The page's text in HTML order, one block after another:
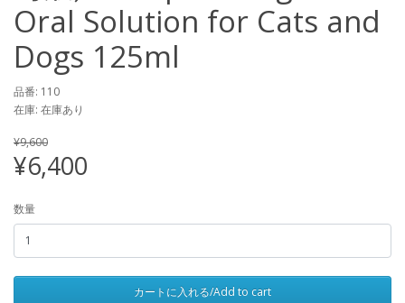
Oral Solution for Cats and
Dogs 125ml
品番: 110
在庫: 在庫あり
¥9,600
¥6,400
数量
カートに入れる/Add to cart